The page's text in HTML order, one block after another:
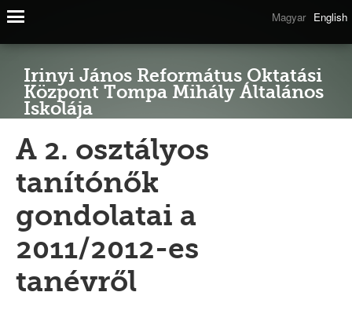
Magyar English
Irinyi János Református Oktatási
Központ Tompa Mihály Általános
Iskolája
A 2. osztályos
tanítónők
gondolatai a
2011/2012-es
tanévről